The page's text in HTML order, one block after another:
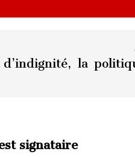
la
signataire